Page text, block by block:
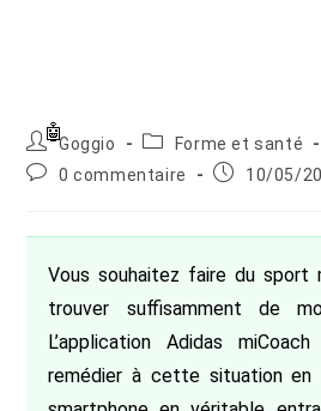
Auteur/autrice
de
la
Goggio
Post
category:
Forme et santé
Commentaires
publication :
0 commentaire
Publication
10/05/
Vous souhaitez faire du sport
trouver suffisamment de
L’application Adidas
remédier à cette situation en